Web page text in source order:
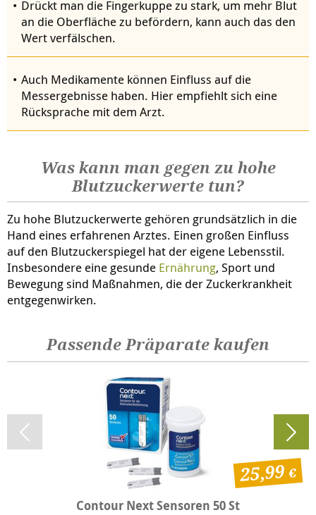
Drückt man die Fingerkuppe zu stark, um mehr Blut
an die Oberfläche zu befördern, kann auch das den
Wert verfälschen.
Auch Medikamente können Einfluss auf die
Messergebnisse haben. Hier empfiehlt sich eine
Rücksprache mit dem Arzt.
Was kann man gegen zu hohe
Blutzuckerwerte tun?
Zu hohe Blutzuckerwerte gehören grundsätzlich in die
Hand eines erfahrenen Arztes. Einen großen Einfluss
auf den Blutzuckerspiegel hat der eigene Lebensstil.
Insbesondere eine gesunde Ernährung, Sport und
Bewegung sind Maßnahmen, die der Zuckerkrankheit
entgegenwirken.
Passende Präparate kaufen
Contour Next Sensoren 50 St
25,99